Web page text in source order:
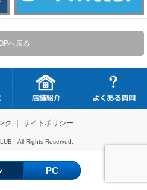
へ戻る
ク サイトポリシー
All Rights Reserved.
PC